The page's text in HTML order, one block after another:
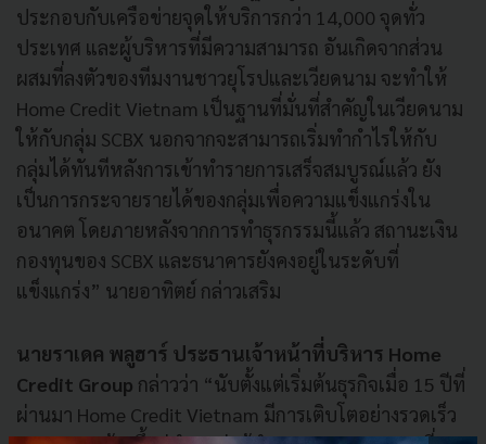
ประกอบกับเครือข่ายจุดให้บริการกว่า 14,000 จุดทั่ว
ประเทศ และผู้บริหารที่มีความสามารถ อันเกิดจากส่วน
ผสมที่ลงตัวของทีมงานชาวยุโรปและเวียดนาม จะทำให้
Home Credit Vietnam เป็นฐานที่มั่นที่สำคัญในเวียดนาม
ให้กับกลุ่ม SCBX นอกจากจะสามารถเริ่มทำกำไรให้กับ
กลุ่มได้ทันทีหลังการเข้าทำรายการเสร็จสมบูรณ์แล้ว ยัง
เป็นการกระจายรายได้ของกลุ่มเพื่อความแข็งแกร่งใน
อนาคต โดยภายหลังจากการทำธุรกรรมนี้แล้ว สถานะเงิน
กองทุนของ SCBX และธนาคารยังคงอยู่ในระดับที่
แข็งแกร่ง” นายอาทิตย์ กล่าวเสริม
นายราเดค พลูฮาร์ ประธานเจ้าหน้าที่บริหาร Home
Credit Group กล่าวว่า “นับตั้งแต่เริ่มต้นธุรกิจเมื่อ 15 ปีที่
ผ่านมา Home Credit Vietnam มีการเติบโตอย่างรวดเร็ว